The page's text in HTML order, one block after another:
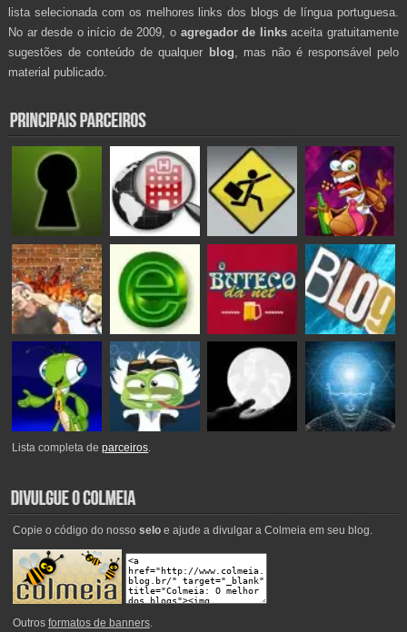
lista selecionada com os melhores links dos blogs de língua portuguesa.
No ar desde o início de 2009, o agregador de linksaceita gratuitamente
sugestões de conteúdo de qualquer blog , mas não é responsável pelo
material publicado.
Lista completa deparceiros.
Copie o código do nosso seloe ajude a divulgar a Colmeia em seu blog.
Outros formatos de banners.